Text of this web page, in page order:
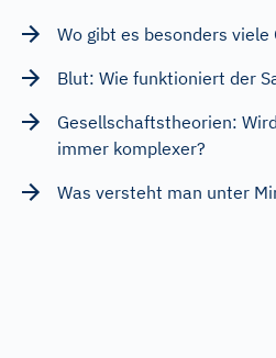
Wo gibt es besonders viele
Blut: Wie funktioniert der
Gesellschaftstheorien:
immer komplexer?
Was versteht man unter